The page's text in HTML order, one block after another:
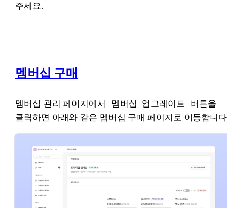
주세요.
멤버십 구매
멤버십 관리 페이지에서 멤버십 업그레이드
버튼을
클릭하면 아래와 같은 멤버십 구매 페이지로 이동합니